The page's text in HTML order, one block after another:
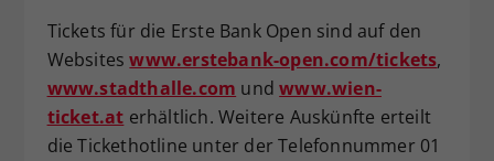
Tickets für die Erste Bank Open sind auf den
Websiteswww.erstebank-open.com/tickets,
www.stadthalle.com undwww.wien-
ticket.at erhältlich. Weitere Auskünfte erteilt
die Tickethotline unter der Telefonnummer 01